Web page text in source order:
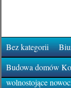
Bez kategorii
Budowa domów
wolnostojące